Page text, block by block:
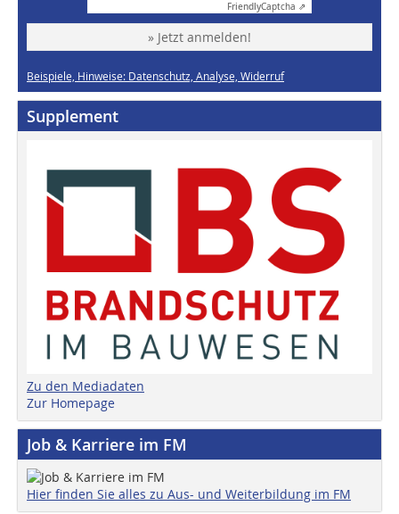
FriendlyCaptcha ⇗
» Jetzt anmelden!
Beispiele, Hinweise: Datenschutz, Analyse, Widerruf
Supplement
Zu den Mediadaten
Zur Homepage
Job & Karriere im FM
Hier finden Sie alles zu Aus- und Weiterbildung im FM